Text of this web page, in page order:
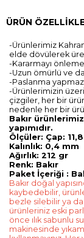
ÜRÜN
-Ürünlerimiz
elde dövülerek
-Kararmayı
-Uzun ömürlü ve
-Paslanma yapmaz.
-Ürünlerimizin
çizgiler, her bir
nedenle her bir
Bakır
yapımıdır.
Ölçüler: Çap:
Kalınlık: 0,4 mm
Ağırlık: 212 gr
Renk: Bakır
Paket İçeriği :
Bakır doğal
kaybedebilir,
bezle silebilir ya
ürünleriniz eski
önce ılık sabunlu
makinesinde